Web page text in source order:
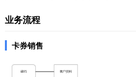
业务流程
卡券销售